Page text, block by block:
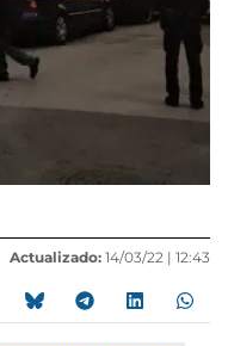
Actualizado: 14/03/22 | 12:43